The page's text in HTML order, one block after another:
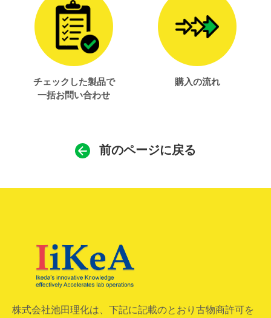
チェックした製品で
一括お問い合わせ
購入の流れ
前のページに戻る
株式会社池田理化は、下記に記載のとおり古物商許可を